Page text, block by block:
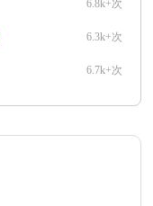
6.8k+次
6.3k+次
6.7k+次